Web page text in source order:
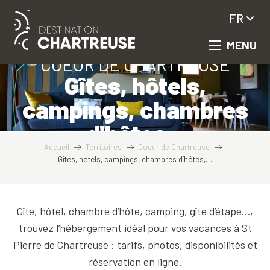
contenu
principal
MENU
FR
COEUR DE CHARTREUSE
Gîtes, hôtels,
campings, chambres
d'hôtes...
Accueil Territoires
Coeur de Chartreuse
Gites, hotels, campings, chambres d’hôtes,…
Gîte, hôtel, chambre d’hôte, camping, gîte d’étape…,
trouvez l’hébergement idéal pour vos vacances à St
Pierre de Chartreuse : tarifs, photos, disponibilités et
réservation en ligne.